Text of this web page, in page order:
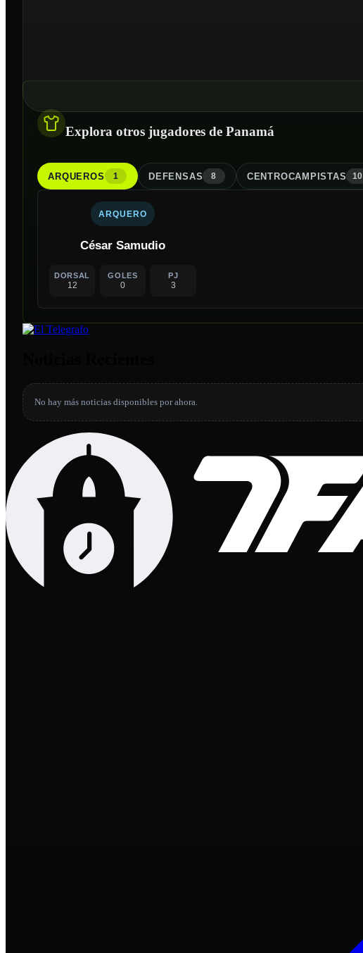
Explora otros jugadores de Panamá
ARQUEROS 1 DEFENSAS 8 CENTROCAMPISTAS 10
ARQUERO
César Samudio
DORSAL
12
GOLES
0
PJ
3
No hay más noticias disponibles por ahora.